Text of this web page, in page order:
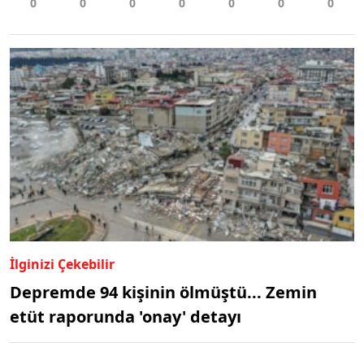
İlginizi Çekebilir
Depremde 94 kişinin ölmüştü... Zemin
etüt raporunda 'onay' detayı